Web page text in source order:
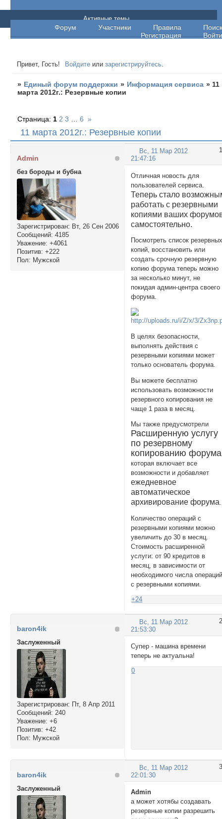
Единый форум поддержки
Форум Участники Правила
Поиск
Регистрация
Войти
Активные темы
Привет, Гость! Войдите илизарегистрируйтесь.
» Единый форум поддержки » Информация сервиса » 11
марта 2012г.: Резервные копии
11 марта 2012г.: Резервные копии
Страница: 1 2 3 6 »
1
Вс, 11 Мар 2012
21:47:16
Admin
без бороды и бубна
Зарегистрирован: Вт, 26 Сен 2006
Сообщений: 4185
Уважение: +4061
Позитив: +222
Пол: Мужской
Отличная новость для
пользователей сервиса.
Теперь стало
работать с резервными
копиями ваших
самостоятельно.
Посмотреть список
копий, восстановить или
создать срочную резервную
копию форума теперь можно
за несколько минут, не
покидая админ-центра своего
форума.
В целях безопасности,
выполнять действия с
резервными копиями может
только основатель форума.
Вы можете бесплатно
использовать возможности
резервного копирования не
чаще 1 раза в месяц.
Мы также предусмотрели
Расширенную услугу
по резервному
копированию форума
которая включает все
возможности и добавляет
ежедневное
автоматическое
архивирование форума.
Количество операций с
резервными копиями можно
увеличить до 30 в месяц.
Стоимость расширенной
услуги: от 90 кредитов в
месяц, в зависимости от
необходимого числа
с резервными копиями.
+24
2
Вс, 11 Мар 2012
21:53:30
baron4ik
Заслуженный
Зарегистрирован: Пт, 8 Апр 2011
Сообщений: 240
Уважение: +6
Позитив: +42
Пол: Мужской
Супер - машина времени
теперь не актуальна!
0
3
Вс, 11 Мар 2012
22:01:30
baron4ik
Заслуженный
Admin
а может хотябы создавать
резервные копии разрешить